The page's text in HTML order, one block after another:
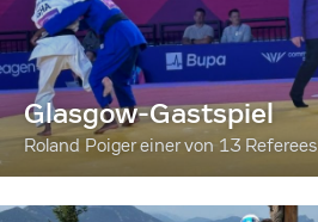
Glasgow-Gastspiel
Roland Poiger einer von 13 Referees